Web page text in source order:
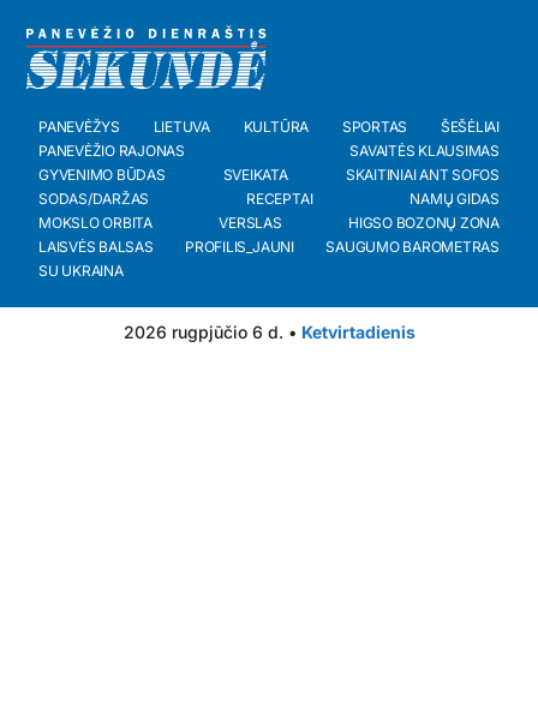
PANEVĖŽYS LIETUVA KULTŪRA SPORTAS
ŠEŠĖLIAI
PANEVĖŽIO RAJONAS
SAVAITĖS KLAUSIMAS
GYVENIMO BŪDAS
SVEIKATA
SKAITINIAI ANT SOFOS
SODAS/DARŽAS
RECEPTAI
NAMŲ GIDAS
MOKSLO ORBITA
VERSLAS
HIGSO BOZONŲ ZONA
LAISVĖS BALSAS
PROFILIS_JAUNI
SAUGUMO BAROMETRAS
SU UKRAINA
2026 rugpjūčio 6 d. • Ketvirtadienis